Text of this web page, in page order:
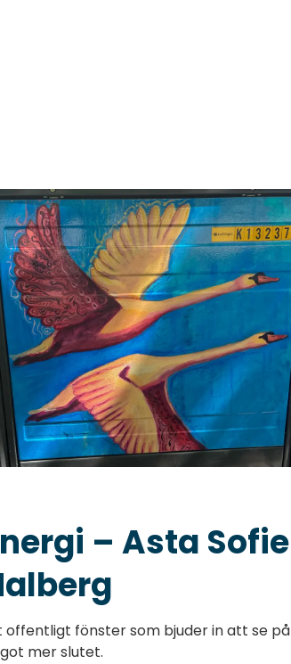
– Asta Sofie
offentligt fönster som bjuder in att se på
mer slutet.